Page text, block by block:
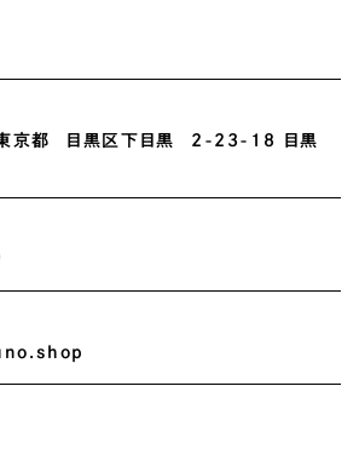
都 目黒区下目黒 2-23-18 目黒